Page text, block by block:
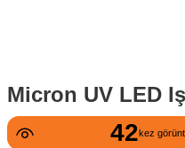
Micron UV LED
42kez